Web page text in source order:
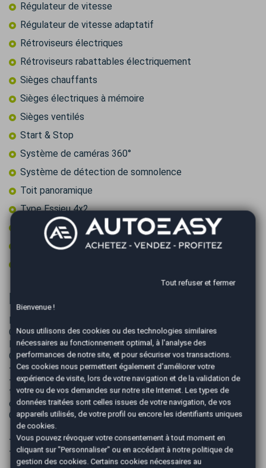
Régulateur de vitesse
Régulateur de vitesse adaptatif
Rétroviseurs électriques
Rétroviseurs rabattables électriquement
Sièges chauffants
Sièges électriques à mémoire
Sièges ventilés
Start & Stop
Système de caméras 360°
Système de détection de somnolence
Toit panoramique
Type Essieu 4x2
Vitres surteintées
Volant chauffant
Informations complémentaires
Grand
Du Mardi au Samedi SUR RENDEZ VOUS POUR UNE VISITE
OU UN ESSAI.
--------------------------------
- GARANTIE TESLA : 8 ans ou 160 000 km, au premier
terme échu, avec une rétention minimale de 70 % de la
capacité de la batterie au cours de la période de garantie.
GARANTIE jusqu'a 2031
- PAS DE TVA
- Fourni avec chargeur T1 (prise domestique)
Tout refuser et fermer
Bienvenue !
Nous utilisons des cookies ou des technologies similaires
nécessaires au fonctionnement optimal, à l'analyse des
performances de notre site, et pour sécuriser vos transactions.
Ces cookies nous permettent également d'améliorer votre
expérience de visite, lors de votre navigation et de la validation de
votre ou de vos demandes sur notre site Internet. Les types de
données traitées sont celles issues de votre navigation, de vos
appareils utilisés, de votre profil ou encore les identifiants uniques
de cookies.
Vous pouvez révoquer votre consentement à tout moment en
cliquant sur "Personnaliser" ou en accédant à notre politique de
gestion des cookies. Certains cookies nécessaires au